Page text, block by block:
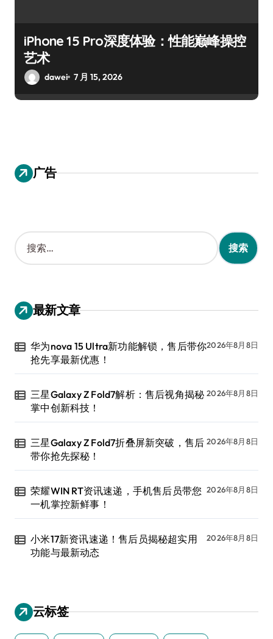
iPhone 15 Pro深度体验：性能巅峰操控
艺术
dawei 7 月 15, 2026
广告
搜
索
：
最新文章
华为nova 15 Ultra新功能解锁，售后带你
抢先享最新优惠！
2026年8月8日
三星Galaxy Z Fold7解析：售后视角揭秘
掌中创新科技！
2026年8月8日
三星Galaxy Z Fold7折叠屏新突破，售后
带你抢先探秘！
2026年8月8日
荣耀WIN RT资讯速递，手机售后员带您
一机掌控新鲜事！
2026年8月8日
小米17新资讯速递！售后员揭秘超实用
功能与最新动态
2026年8月8日
云标签